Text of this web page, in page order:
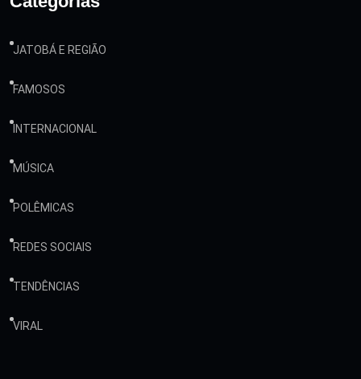
JATOBÁ E REGIÃO
FAMOSOS
INTERNACIONAL
MÚSICA
POLÊMICAS
REDES SOCIAIS
TENDÊNCIAS
VIRAL